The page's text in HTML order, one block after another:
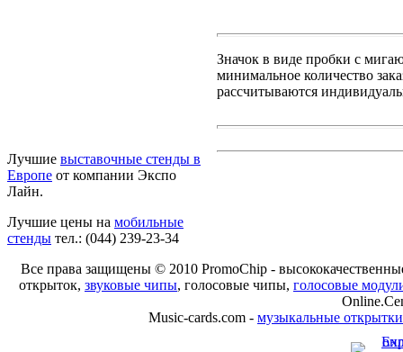
Лучшие выставочные стенды в
Европе от компании Экспо
Лайн.
Лучшие цены на мобильные
стенды тел.: (044) 239-23-34
Значок в виде пробки с
минимальное количество
рассчитываются
Все права защищены © 2010 PromoChip -
открыток, звуковые чипы, голосовые чипы, голосовые
Music-cards.com - музыкальные открытки